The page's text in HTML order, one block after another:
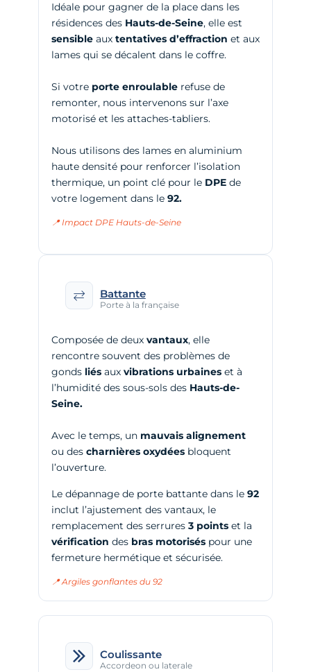
Idéale pour gagner de la place dans les
résidences des Hauts-de-Seine, elle est
sensibleaux tentatives d’effraction et aux
lames qui se décalent dans le coffre.
Si votre porte enroulablerefuse de
remonter, nous intervenons sur l’axe
motorisé et les attaches-tabliers.
Nous utilisons des lames en aluminium
haute densité pour renforcer l’isolation
thermique, un point clé pour le DPEde
votre logement dans le 92.
📍 Impact DPE Hauts-de-Seine
Battante
Porte à la française
Composée de deux vantaux, elle
rencontre souvent des problèmes de
gonds liésaux vibrations urbaineset à
l’humidité des sous-sols des Hauts-de-
Seine.
Avec le temps, un mauvais alignement
ou des charnières oxydéesbloquent
l’ouverture.
Le dépannage de porte battante dans le 92
inclut l’ajustement des vantaux, le
remplacement des serrures 3 pointset la
vérification des bras motoriséspour une
fermeture hermétique et sécurisée.
📍 Argiles gonflantes du 92
Coulissante
Accordeon ou laterale